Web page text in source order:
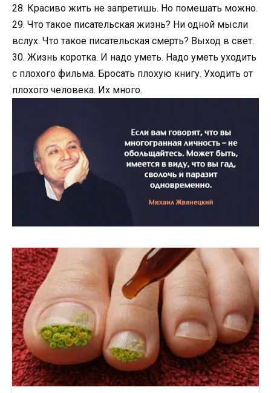
28. Красиво жить не запретишь. Но помешать можно.
29. Что такое писательская жизнь? Ни одной мысли
вслух. Что такое писательская смерть? Выход в свет.
30. Жизнь коротка. И надо уметь. Надо уметь уходить
с плохого фильма. Бросать плохую книгу. Уходить от
плохого человека. Их много.